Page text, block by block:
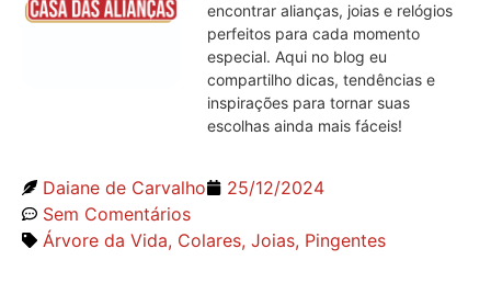
encontrar alianças, joias e relógios
perfeitos para cada momento
especial. Aqui no blog eu
compartilho dicas, tendências e
inspirações para tornar suas
escolhas ainda mais fáceis!
Daiane de Carvalho
25/12/2024
Sem Comentários
Árvore da Vida, Colares, Joias, Pingentes